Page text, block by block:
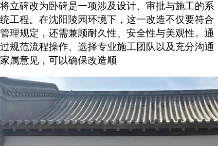
将立碑改为卧碑是一项涉及设计、审批与施工的系
统工程。在沈阳陵园环境下，这一改造不仅要符合
管理规定，还需兼顾耐久性、安全性与美观性。通
过规范流程操作、选择专业施工团队以及充分沟通
家属意见，可以确保改造顺